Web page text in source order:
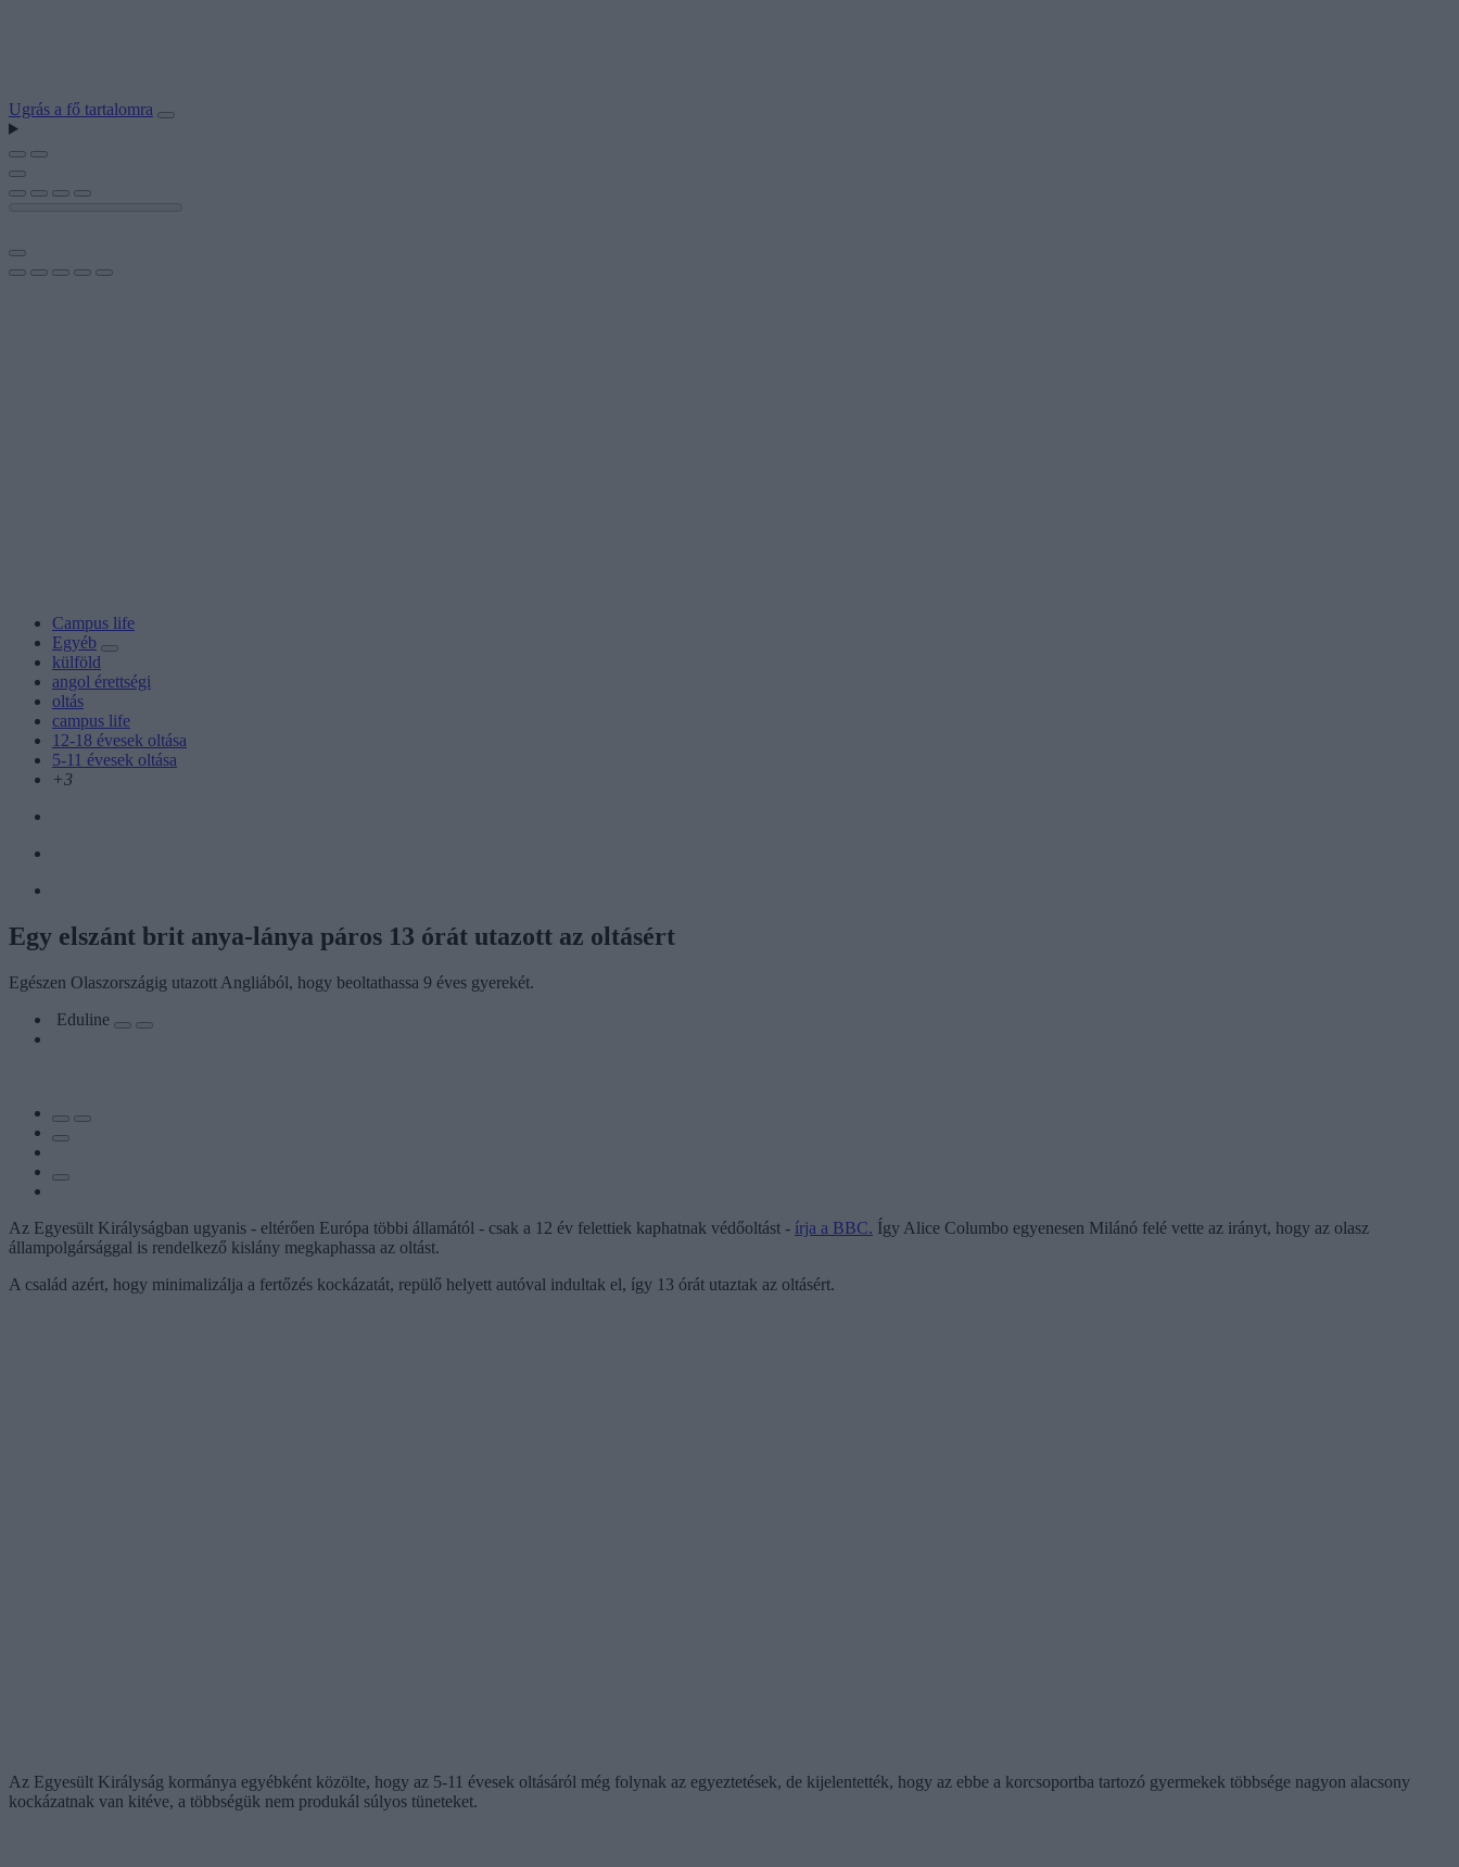
Ugrás a fő tartalomra
Campus life
Egyéb
külföld
angol érettségi
oltás
campus life
12-18 évesek oltása
5-11 évesek oltása
+3
Egy elszánt brit anya-lánya páros 13 órát utazott az oltásért
Egészen Olaszországig utazott Angliából, hogy beoltathassa 9 éves gyerekét.
Eduline
Az Egyesült Királyságban ugyanis - eltérően Európa többi államától - csak a 12 év felettiek kaphatnak védőoltást - írja a BBC. Így Alice Columbo egyenesen Milánó felé vette az irányt, hogy az olasz
állampolgársággal is rendelkező kislány megkaphassa az oltást.
A család azért, hogy minimalizálja a fertőzés kockázatát, repülő helyett autóval indultak el, így 13 órát utaztak az oltásért.
Az Egyesült Királyság kormánya egyébként közölte, hogy az 5-11 évesek oltásáról még folynak az egyeztetések, de kijelentették, hogy az ebbe a korcsoportba tartozó gyermekek többsége nagyon alacsony
kockázatnak van kitéve, a többségük nem produkál súlyos tüneteket.